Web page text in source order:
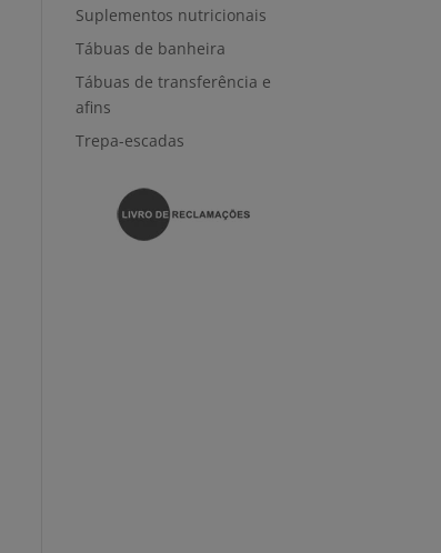
Suplementos nutricionais
Tábuas de banheira
Tábuas de transferência e
afins
Trepa-escadas